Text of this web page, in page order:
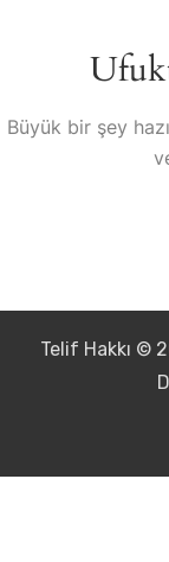
Büyük bir şey
Telif Hakkı ©